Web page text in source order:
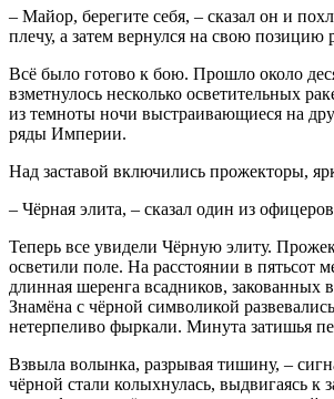
– Майор, берегите себя, – сказал он и
плечу, а затем вернулся на свою позицию
Всё было готово к бою. Прошло около
взметнулось несколько осветительных
из темноты ночи выстраивающиеся на
ряды Империи.
Над заставой включились прожекторы,
– Чёрная элита, – сказал один из
Теперь все увидели Чёрную элиту.
осветили поле. На расстоянии в пятьсот
длинная шеренга всадников, закованных
Знамёна с чёрной символикой
нетерпеливо фыркали. Минута затишья
Взвыла волынка, разрывая тишину, –
чёрной стали колыхнулась, выдвигаясь к